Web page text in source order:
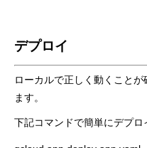
デプロイ
ローカルで正しく動くこと
ます。
下記コマンドで簡単にデプロ